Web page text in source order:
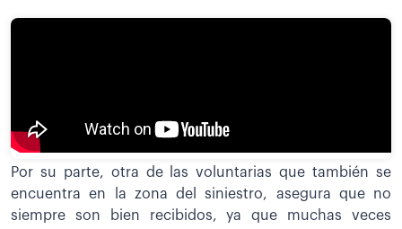
Por su parte, otra de las voluntarias que también se
encuentra en la zona del siniestro, asegura que no
siempre son bien recibidos, ya que muchas veces